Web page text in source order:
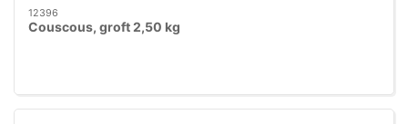
12396
Couscous, groft 2,50 kg